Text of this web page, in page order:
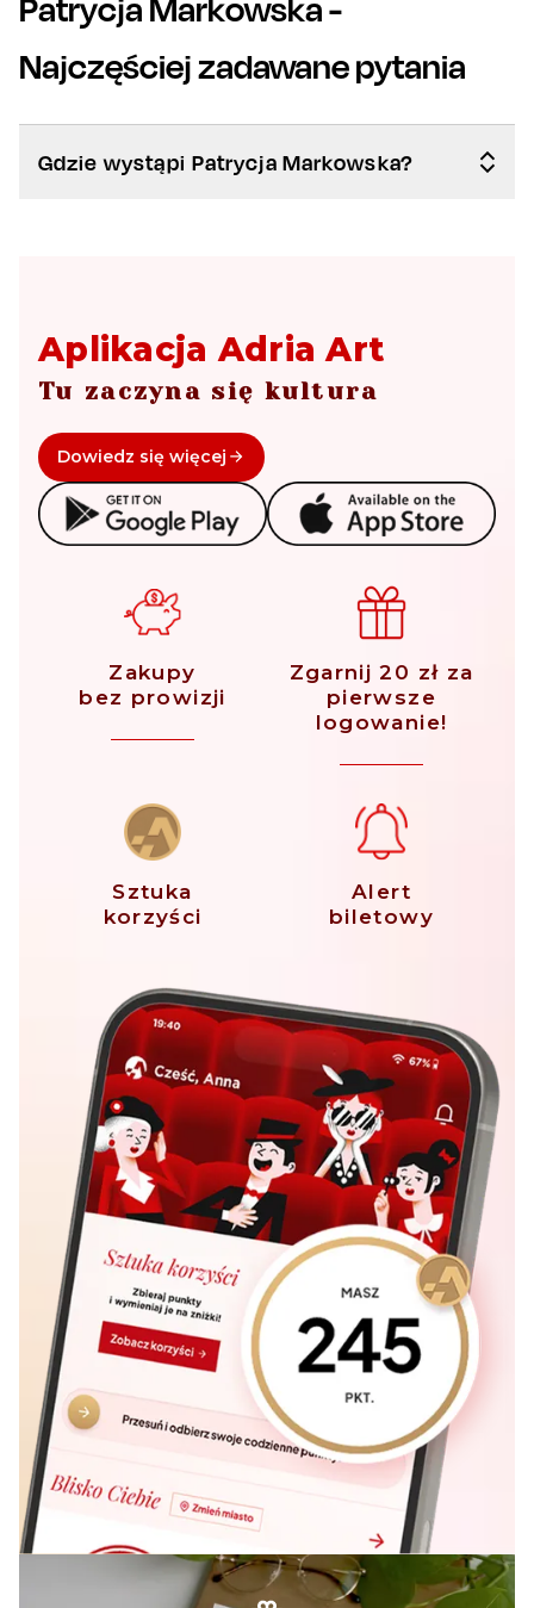
Patrycja Markowska-
Najczęściej zadawane pytania
Gdzie wystąpi Patrycja Markowska?
Aplikacja Adria Art
Tu zaczyna się kultura
Dowiedz się więcej
Zakupy
bez prowizji
Zgarnij 20 zł za
pierwsze
logowanie!
Sztuka
korzyści
Alert
biletowy